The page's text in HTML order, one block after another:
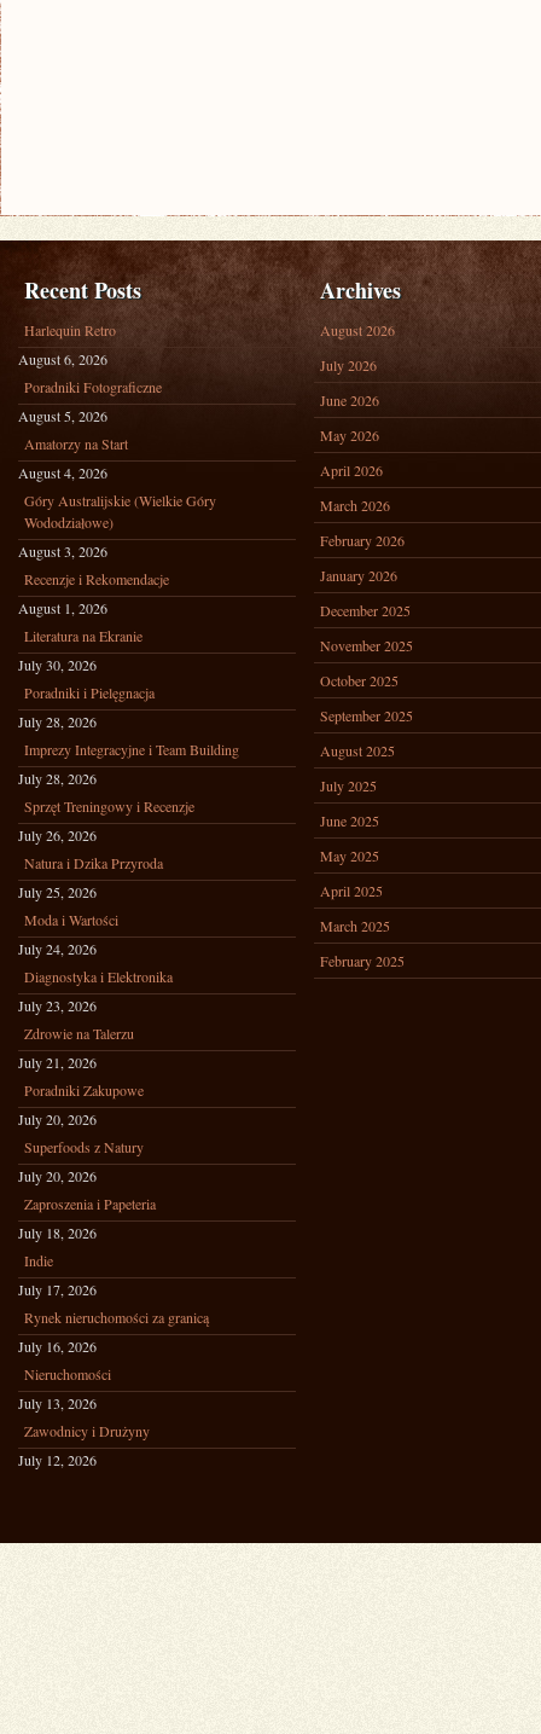
Recent Posts
Harlequin Retro
August 6, 2026
Poradniki Fotograficzne
August 5, 2026
Amatorzy na Start
August 4, 2026
Góry Australijskie (Wielkie Góry
Wododziałowe)
August 3, 2026
Recenzje i Rekomendacje
August 1, 2026
Literatura na Ekranie
July 30, 2026
Poradniki i Pielęgnacja
July 28, 2026
Imprezy Integracyjne i Team Building
July 28, 2026
Sprzęt Treningowy i Recenzje
July 26, 2026
Natura i Dzika Przyroda
July 25, 2026
Moda i Wartości
July 24, 2026
Diagnostyka i Elektronika
July 23, 2026
Zdrowie na Talerzu
July 21, 2026
Poradniki Zakupowe
July 20, 2026
Superfoods z Natury
July 20, 2026
Zaproszenia i Papeteria
July 18, 2026
Indie
July 17, 2026
Rynek nieruchomości za granicą
July 16, 2026
Nieruchomości
July 13, 2026
Zawodnicy i Drużyny
July 12, 2026
Archives
August 2026
July 2026
June 2026
May 2026
April 2026
March 2026
February 2026
January 2026
December 2025
November 2025
October 2025
September 2025
August 2025
July 2025
June 2025
May 2025
April 2025
March 2025
February 2025